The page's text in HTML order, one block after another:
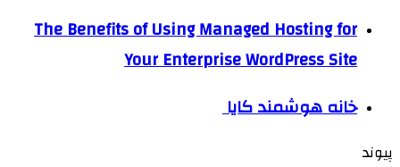
The Benefits of Using Managed Hosting for
Your Enterprise WordPress Site
خانه هوشمند کایا
پیوند